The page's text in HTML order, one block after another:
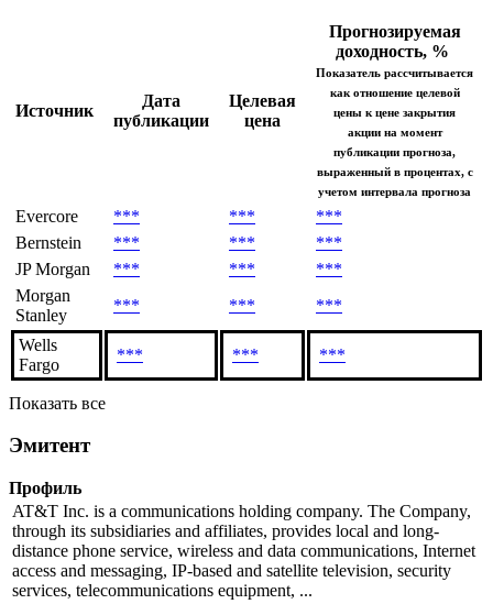
Источник
Дата
публикации
Целевая
цена
Прогнозируемая
доходность, %
Показатель рассчитывается
как отношение целевой
цены к цене закрытия
акции на момент
публикации прогноза,
выраженный в процентах, с
учетом интервала прогноза
Evercore *** ***
***
Bernstein
*** ***
***
JP Morgan
*** ***
***
Morgan
Stanley
*** *** ***
Wells
Fargo
*** *** ***
Показать все
Эмитент
Профиль
AT&T Inc. is a communications holding company. The Company,
through its subsidiaries and affiliates, provides local and long-
distance phone service, wireless and data communications, Internet
access and messaging, IP-based and satellite television, security
services, telecommunications equipment, ...